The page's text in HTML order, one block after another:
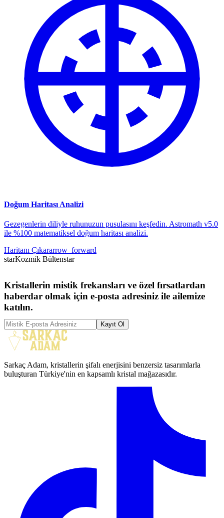
Doğum Haritası Analizi
Gezegenlerin diliyle ruhunuzun pusulasını keşfedin. Astromath v5.0
ile %100 matematiksel doğum haritası analizi.
Haritanı Çıkararrow_forward
starKozmik Bültenstar
Kristallerin mistik frekansları ve özel fırsatlardan
haberdar olmak için e-posta adresiniz ile ailemize
katılın.
Kayıt Ol
Sarkaç Adam, kristallerin şifalı enerjisini benzersiz tasarımlarla
buluşturan Türkiye'nin en kapsamlı kristal mağazasıdır.